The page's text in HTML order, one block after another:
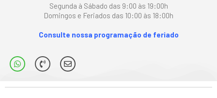
Segunda à Sábado das 9:00 às 19:00h
Domingos e Feriados das 10:00 às 18:00h
Consulte nossa programação de feriado